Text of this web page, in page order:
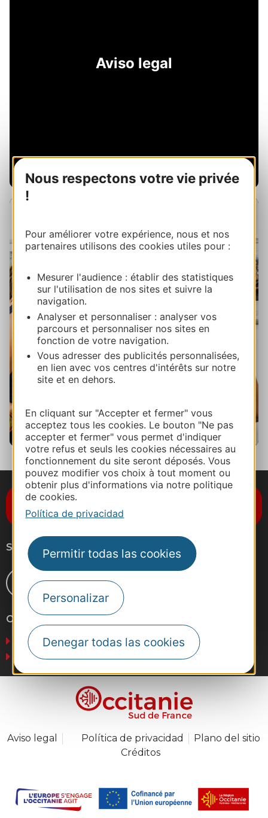
Nous respectons votre vie privée
!
Pour améliorer votre expérience, nous et nos
partenaires utilisons des cookies utiles pour :
Mesurer l'audience : établir des statistiques
sur l'utilisation de nos sites et suivre la
navigation.
Analyser et personnaliser : analyser vos
parcours et personnaliser nos sites en
fonction de votre navigation.
Vous adresser des publicités personnalisées,
en lien avec vos centres d'intérêts sur notre
site et en dehors.
En cliquant sur "Accepter et fermer" vous
acceptez tous les cookies. Le bouton "Ne pas
accepter et fermer" vous permet d'indiquer
votre refus et seuls les cookies nécessaires au
fonctionnement du site seront déposés. Vous
pouvez modifier vos choix à tout moment ou
obtenir plus d'informations via notre politique
de cookies.
Política de privacidad
Permitir todas las cookies
Personalizar
Denegar todas las cookies
Aviso legal
Créditos fotográficos
Suscríbase al boletín de noticias
Destination Occitanie
Síganos
Otros sitios web
Negocios
Prensa
Aviso legal Política de privacidad
Plano del sitio
Créditos